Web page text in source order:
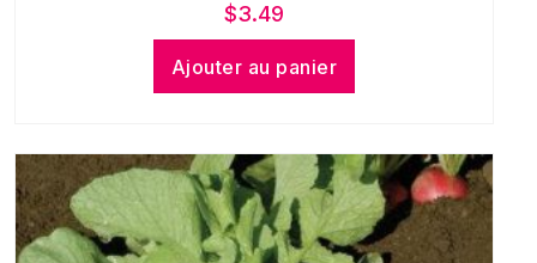
$3.49
Ajouter au panier